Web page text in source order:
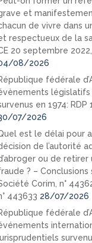
et
de vivre dans
respectueux de la
20 septembre 2022,
08/2026
fédérale
en 1974: RDP
07/2026
est le délai pour
de l’autorité
ou de
? – Conclusions
Corim, n°
443633 28/07/2026
fédérale